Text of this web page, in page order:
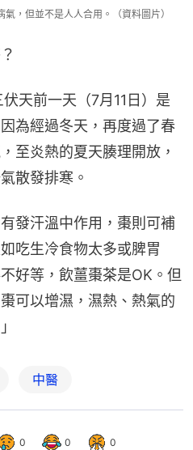
，但並不是人人合用。（資料圖片）
天前一天（7月11日）是
為經過冬天，再度過了春
至炎熱的夏天腠理開放，
散發排寒。
發汗溫中作用，棗則可補
吃生冷食物太多或脾胃
好等，飲薑棗茶是OK。但
可以增濕，濕熱、熱氣的
中醫
0 0 0